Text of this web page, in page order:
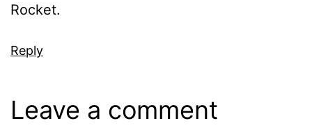
Rocket.
Reply
Leave a comment